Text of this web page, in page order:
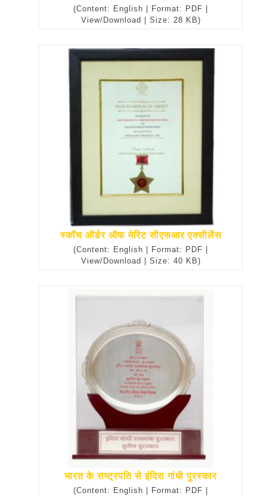
(Content: English | Format: PDF |
View/Download | Size: 28 KB)
स्कॉच ऑर्डर ऑफ मेरिट सीएसआर एक्सीलेंस
(Content: English | Format: PDF |
View/Download | Size: 40 KB)
भारत के राष्ट्रपति से इंदिरा गांधी पुरस्कार
(Content: English | Format: PDF |